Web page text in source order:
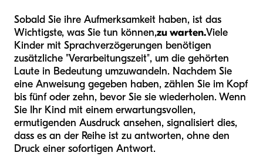
Sobald Sie ihre Aufmerksamkeit haben, ist das
Wichtigste, was Sie tun können,zu warten.Viele
Kinder mit Sprachverzögerungen benötigen
zusätzliche "Verarbeitungszeit", um die gehörten
Laute in Bedeutung umzuwandeln. Nachdem Sie
eine Anweisung gegeben haben, zählen Sie im Kopf
bis fünf oder zehn, bevor Sie sie wiederholen. Wenn
Sie Ihr Kind mit einem erwartungsvollen,
ermutigenden Ausdruck ansehen, signalisiert dies,
dass es an der Reihe ist zu antworten, ohne den
Druck einer sofortigen Antwort.